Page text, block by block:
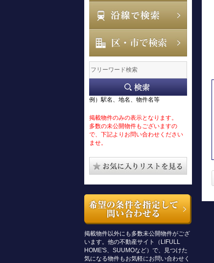
例）駅名、地名、物件名等
掲載物件のみの表示となります。
多数の未公開物件もございますの
で、下記よりお問い合わせください
ませ。
掲載物件以外にも多数未公開物件がござ
います。他の不動産サイト（LIFULL
HOME'S、SUUMOなど）で、見つけた
気になる物件もお気軽にお問い合わせく